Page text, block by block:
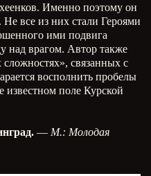
Именно поэтому он
все из них стали Героями
ими подвига
над врагом. Автор также
сложностях», связанных с
восполнить пробелы
известном поле Курской
— М.: Молодая